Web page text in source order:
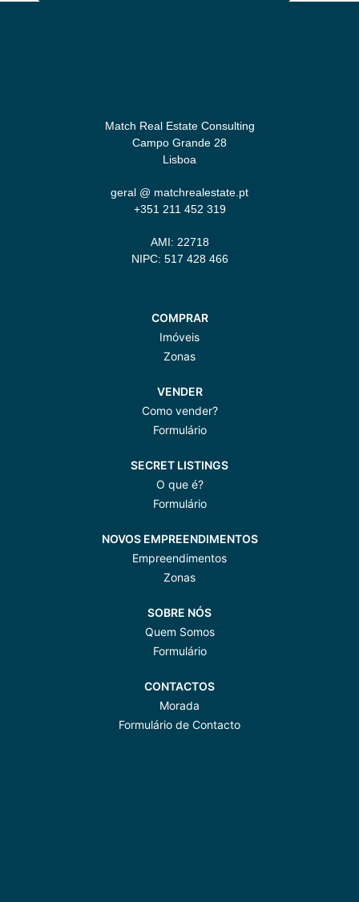
Match Real Estate Consulting
Campo Grande 28
Lisboa
geral @ matchrealestate.pt
+351 211 452 319
AMI: 22718
NIPC: 517 428 466
COMPRAR
Imóveis
Zonas
VENDER
Como vender?
Formulário
SECRET LISTINGS
O que é?
Formulário
NOVOS EMPREENDIMENTOS
Empreendimentos
Zonas
SOBRE NÓS
Quem Somos
Formulário
CONTACTOS
Morada
Formulário de Contacto